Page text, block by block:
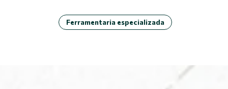
Ferramentaria especializada